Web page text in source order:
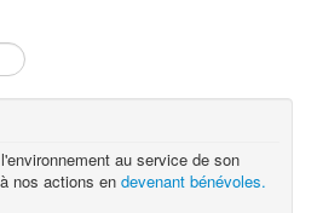
au service de son
nos actions en devenant bénévoles.